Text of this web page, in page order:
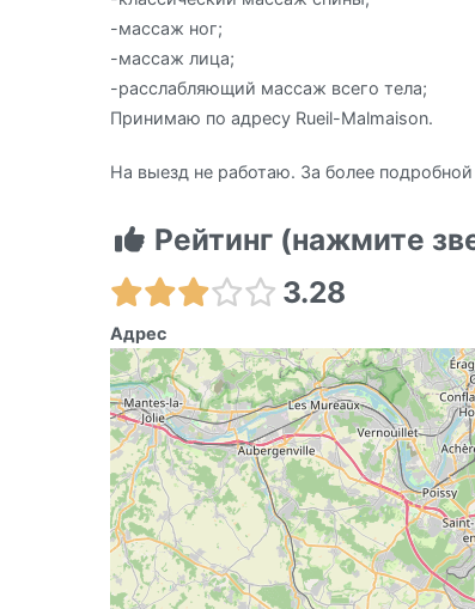
-массаж ног;
-массаж лица;
-расслабляющий массаж всего тела;
Принимаю по адресу Rueil-Malmaison.
На выезд не работаю. За более
Рейтинг (нажмите
3.28
Адрес